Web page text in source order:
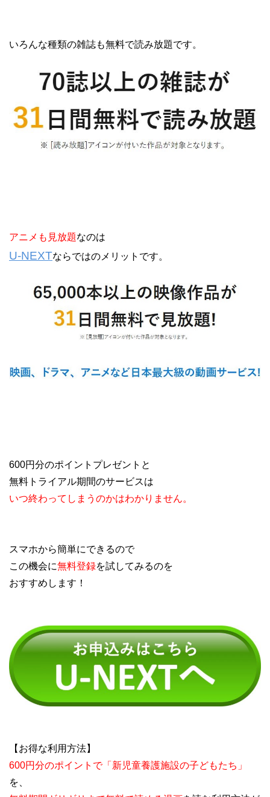
いろんな種類の雑誌も無料で読み放題です。
アニメも見放題なのは
U-NEXTならではのメリットです。
600円分のポイントプレゼントと
無料トライアル期間のサービスは
いつ終わってしまうのかはわかりません。
スマホから簡単にできるので
この機会に無料登録を試してみるのを
おすすめします！
【お得な利用方法】
600円分のポイントで「新児童養護施設の子どもたち」
を、